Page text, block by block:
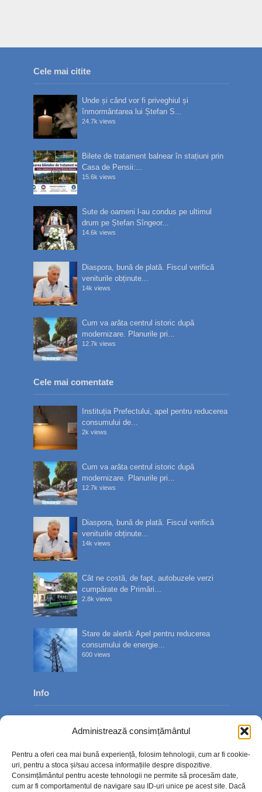
Administrează consimțământul
Pentru a oferi cea mai bună experiență, folosim tehnologii, cum ar fi cookie-
uri, pentru a stoca și/sau accesa informațiile despre dispozitive.
Consimțământul pentru aceste tehnologii ne permite să procesăm date,
cum ar fi comportamentul de navigare sau ID-uri unice pe acest site. Dacă
Cele mai citite
Unde și când vor fi priveghiul și
înmormântarea lui Ștefan S...
24.7k views
Bilete de tratament balnear în stațiuni prin
Casa de Pensii:...
15.6k views
Sute de oameni l-au condus pe ultimul
drum pe Ștefan Sîngeor...
14.6k views
Diaspora, bună de plată. Fiscul verifică
veniturile obținute...
14k views
Cum va arăta centrul istoric după
modernizare. Planurile pri...
12.7k views
Cele mai comentate
Instituția Prefectului, apel pentru reducerea
consumului de...
2k views
Cum va arăta centrul istoric după
modernizare. Planurile pri...
12.7k views
Diaspora, bună de plată. Fiscul verifică
veniturile obținute...
14k views
Cât ne costă, de fapt, autobuzele verzi
cumpărate de Primări...
2.8k views
Stare de alertă: Apel pentru reducerea
consumului de energie...
600 views
Info
Contact
Politica de confidențialitate